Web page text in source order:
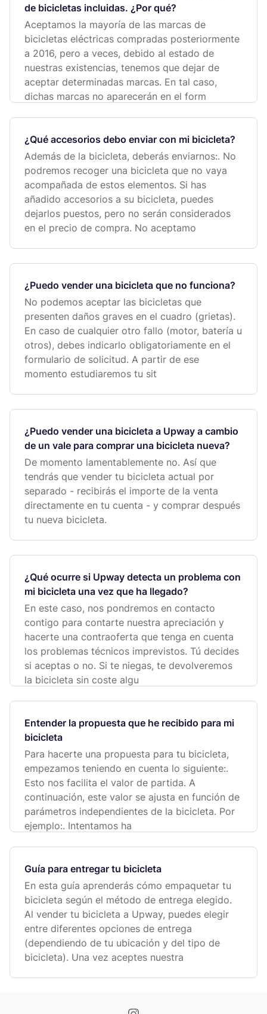
de bicicletas incluidas. ¿Por qué?
Aceptamos la mayoría de las marcas de
bicicletas eléctricas compradas posteriormente
a 2016, pero a veces, debido al estado de
nuestras existencias, tenemos que dejar de
aceptar determinadas marcas. En tal caso,
dichas marcas no aparecerán en el form
¿Qué accesorios debo enviar con mi bicicleta?
Además de la bicicleta, deberás enviarnos:. No
podremos recoger una bicicleta que no vaya
acompañada de estos elementos. Si has
añadido accesorios a su bicicleta, puedes
dejarlos puestos, pero no serán considerados
en el precio de compra. No aceptamo
¿Puedo vender una bicicleta que no funciona?
No podemos aceptar las bicicletas que
presenten daños graves en el cuadro (grietas).
En caso de cualquier otro fallo (motor, batería u
otros), debes indicarlo obligatoriamente en el
formulario de solicitud. A partir de ese
momento estudiaremos tu sit
¿Puedo vender una bicicleta a Upway a cambio
de un vale para comprar una bicicleta nueva?
De momento lamentablemente no. Así que
tendrás que vender tu bicicleta actual por
separado - recibirás el importe de la venta
directamente en tu cuenta - y comprar después
tu nueva bicicleta.
¿Qué ocurre si Upway detecta un problema con
mi bicicleta una vez que ha llegado?
En este caso, nos pondremos en contacto
contigo para contarte nuestra apreciación y
hacerte una contraoferta que tenga en cuenta
los problemas técnicos imprevistos. Tú decides
si aceptas o no. Si te niegas, te devolveremos
la bicicleta sin coste algu
Entender la propuesta que he recibido para mi
bicicleta
Para hacerte una propuesta para tu bicicleta,
empezamos teniendo en cuenta lo siguiente:.
Esto nos facilita el valor de partida. A
continuación, este valor se ajusta en función de
parámetros independientes de la bicicleta. Por
ejemplo:. Intentamos ha
Guía para entregar tu bicicleta
En esta guía aprenderás cómo empaquetar tu
bicicleta según el método de entrega elegido.
Al vender tu bicicleta a Upway, puedes elegir
entre diferentes opciones de entrega
(dependiendo de tu ubicación y del tipo de
bicicleta). Una vez aceptes nuestra